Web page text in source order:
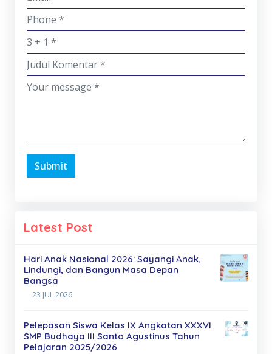
Submit
Latest Post
Hari Anak Nasional 2026: Sayangi Anak,
Lindungi, dan Bangun Masa Depan
Bangsa
23 JUL 2026
Pelepasan Siswa Kelas IX Angkatan XXXVI
SMP Budhaya III Santo Agustinus Tahun
Pelajaran 2025/2026